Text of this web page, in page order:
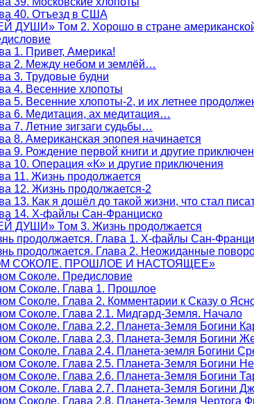
40. Отъезд в США
ДУШИ» Том 2. Хорошо в стране
1. Привет, Америка!
2. Между небом и землёй…
3. Трудовые будни
4. Весенние хлопоты
5. Весенние хлопоты-2, и их летнее
6. Медитация, ах медитация…
7. Летние зигзаги судьбы…
8. Американская эпопея начинается
9. Рождение первой книги и другие
10. Операция «К» и другие приключения
11. Жизнь продолжается
12. Жизнь продолжается-2
13. Как я дошёл до такой жизни, что стал
14. Х-файлы Сан-Франциско
ДУШИ» Том 3. Жизнь продолжается
продолжается. Глава 1. Х-файлы Сан-
продолжается. Глава 2. Неожиданные
СОКОЛЕ. ПРОШЛОЕ И НАСТОЯЩЕЕ»
Соколе. Предисловие
Соколе. Глава 1. Прошлое
Соколе. Глава 2. Комментарии к Сказу о
Соколе. Глава 2.1. Мидгард-Земля. Начало
Соколе. Глава 2.2. Планета-Земля Богини
Соколе. Глава 2.3. Планета-Земля Богини
Соколе. Глава 2.4. Планета-земля Богини
Соколе. Глава 2.5. Планета-Земля Богини
Соколе. Глава 2.6. Планета-Земля Богини
Соколе. Глава 2.7. Планета-Земля Богини
Соколе. Глава 2.8. Планета-Земля Чертога